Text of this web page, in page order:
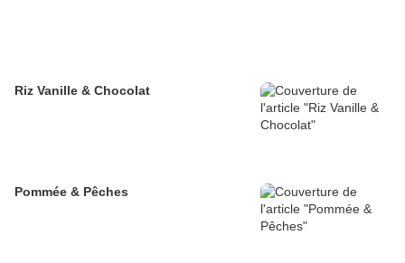
Riz Vanille & Chocolat
Pommée & Pêches